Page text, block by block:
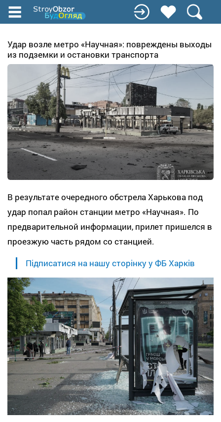
Перейти
содержанию
Удар возле метро «Научная»: повреждены выходы
из подземки и остановки транспорта
В результате очередного обстрела Харькова под
удар попал район станции метро «Научная». По
предварительной информации, прилет пришелся в
проезжую часть рядом со станцией.
Підписатися на нашу сторінку у ФБ Харків